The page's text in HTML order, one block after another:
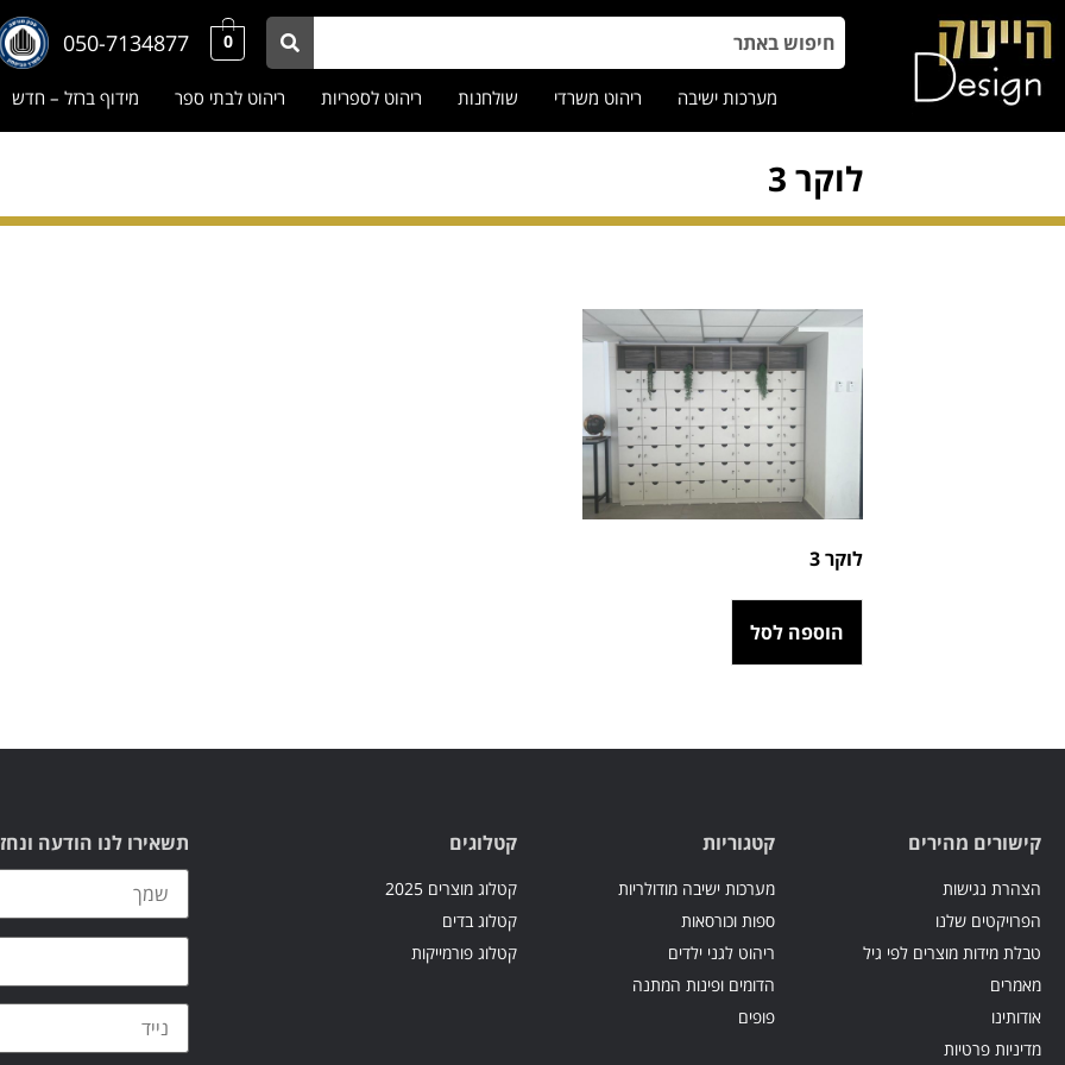
0
050-7134877
מערכות ישיבה ריהוט משרדי שולחנות ריהוט לספריות ריהוט לבתי ספר מידוף ברזל – חדש
לוקר 3
לוקר 3
הוספה לסל
קישורים מהירים
הצהרת נגישות
הפרויקטים שלנו
טבלת מידות מוצרים לפי גיל
מאמרים
אודותינו
מדיניות פרטיות
קטגוריות
מערכות ישיבה מודולריות
ספות וכורסאות
ריהוט לגני ילדים
הדומים ופינות המתנה
פופים
קטלוגים
קטלוג מוצרים 2025
קטלוג בדים
קטלוג פורמייקות
תשאירו לנו הודעה